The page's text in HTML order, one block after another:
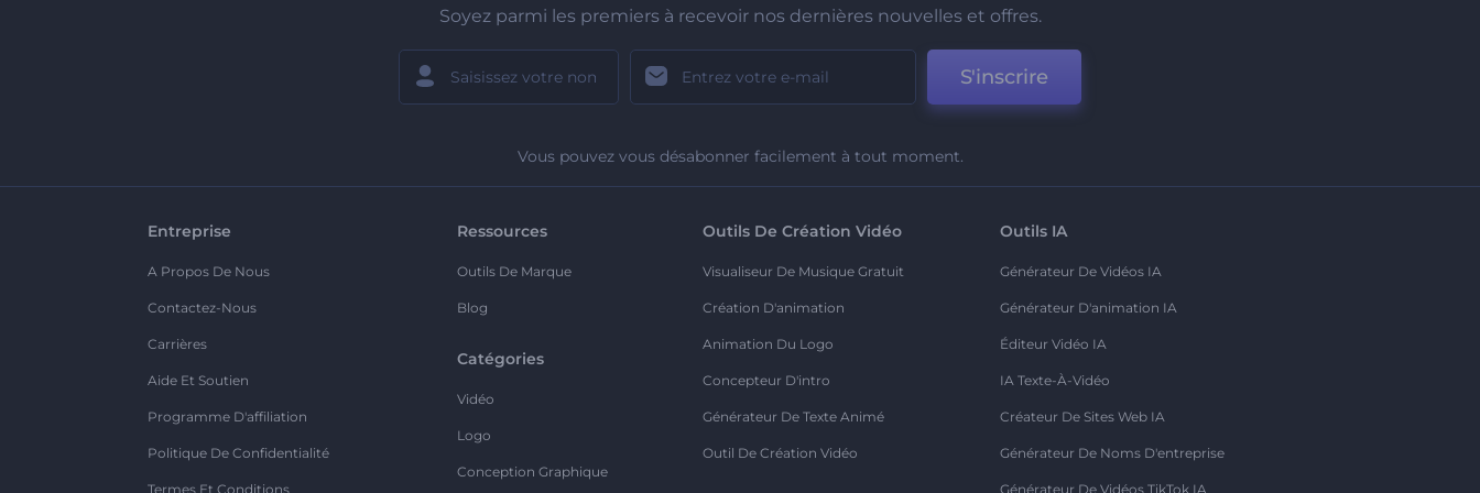
Soyez parmi les premiers à recevoir nos dernières nouvelles et offres.
S'inscrire
Vous pouvez vous désabonner facilement à tout moment.
Entreprise
A Propos De Nous
Contactez-Nous
Carrières
Aide Et Soutien
Programme D'affiliation
Politique De Confidentialité
Termes Et Conditions
Ressources
Outils De Marque
Blog
Catégories
Vidéo
Logo
Conception Graphique
Outils De Création Vidéo
Visualiseur De Musique Gratuit
Création D'animation
Animation Du Logo
Concepteur D'intro
Générateur De Texte Animé
Outil De Création Vidéo
Outils IA
Générateur De Vidéos IA
Générateur D'animation IA
Éditeur Vidéo IA
IA Texte-À-Vidéo
Créateur De Sites Web IA
Générateur De Noms D'entreprise
Générateur De Vidéos TikTok IA